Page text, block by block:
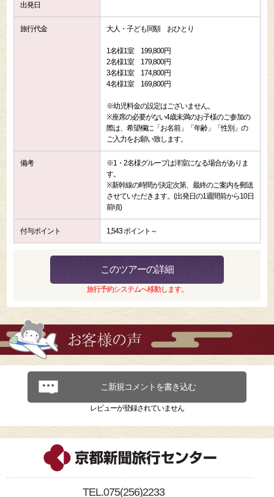
出発日
旅行代金 大人・子ども同額 おひとり
1名様1室 199,800円
2名様1室 179,800円
3名様1室 174,800円
4名様1室 169,800円
※幼児料金の設定はございません。
※座席の必要がない4歳未満のお子様のご参加の
際は、希望欄に「お名前」「年齢」「性別」の
ご入力をお願い致します。
備考
※1・2名様グループは洋室になる場合がありま
す。
※新幹線の時間が決定次第、最終のご案内を郵送
させていただきます。(出発日の1週間前から10日
前頃)
付与ポイント 1,543 ポイント～
このツアーの詳細
旅行予約システムへ移動します。
こ新規コメントを書き込む
レビューが登録されていません
TEL.075(256)2233